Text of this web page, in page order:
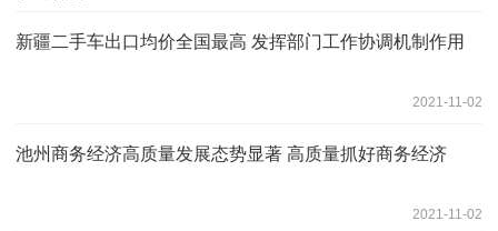
新疆二手车出口均价全国最高 发挥部门工作协调机制作用
2021-11-02
池州商务经济高质量发展态势显著 高质量抓好商务经济
2021-11-02